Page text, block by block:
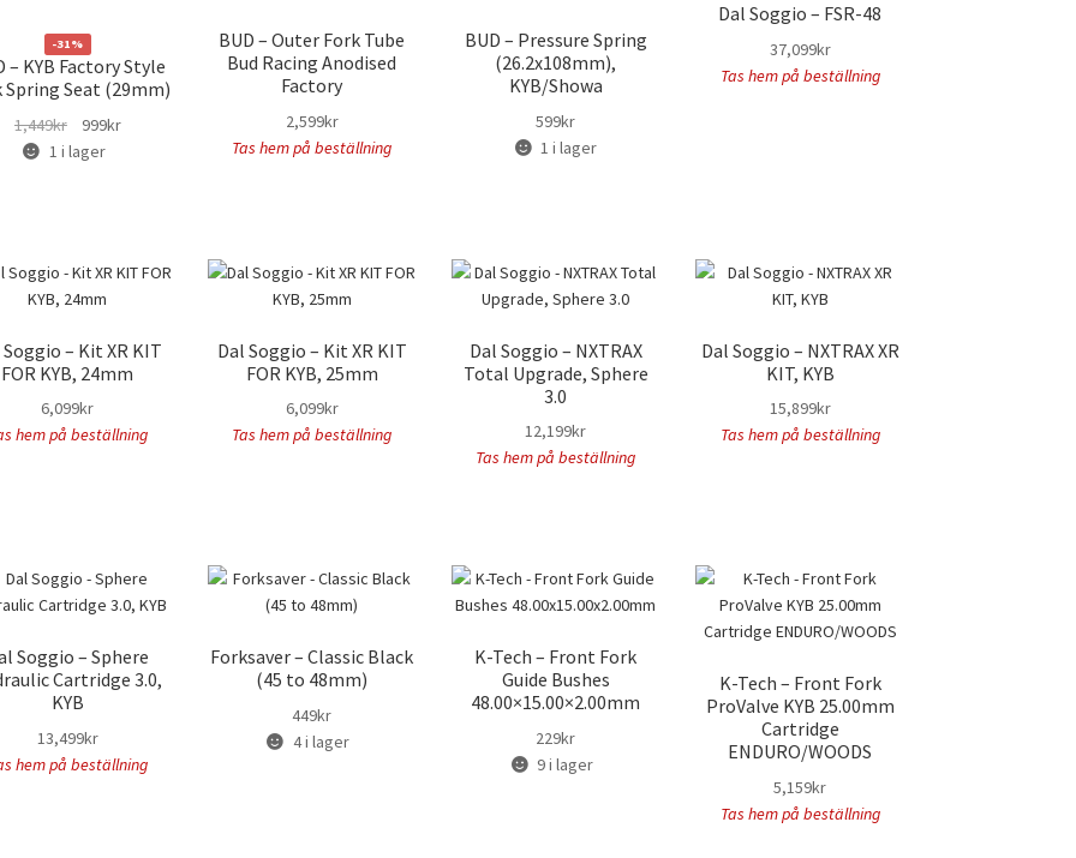
-31%
– KYB Factory Style
Spring Seat (29mm)
1,449kr
Det
ursprungliga
999krDet
1 i lager
BUD – Outer Fork Tube
Bud Racing Anodised
Factory
2,599kr
Tas hem på beställning
BUD – Pressure Spring
(26.2x108mm),
KYB/Showa
599kr
1 i lager
Dal Soggio – FSR-48
37,099kr
Tas hem på beställning
– Kit XR KIT
FOR KYB, 24mm
6,099kr
hem på beställning
Dal Soggio – Kit XR KIT
FOR KYB, 25mm
6,099kr
Tas hem på beställning
Dal Soggio – NXTRAX
Total Upgrade, Sphere
3.0
12,199kr
Tas hem på beställning
Dal Soggio – NXTRAX XR
KIT, KYB
15,899kr
Tas hem på beställning
Soggio – Sphere
Cartridge 3.0,
KYB
13,499kr
hem på beställning
Forksaver – Classic Black
(45 to 48mm)
449kr
4 i lager
K-Tech – Front Fork
Guide Bushes
48.00×15.00×2.00mm
229kr
9 i lager
K-Tech – Front Fork
ProValve KYB 25.00mm
Cartridge
ENDURO/WOODS
5,159kr
Tas hem på beställning